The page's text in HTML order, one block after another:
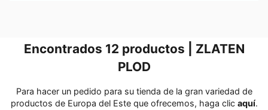
Encontrados 12 productos | ZLATEN
PLOD
Para hacer un pedido para su tienda de la gran variedad de
productos de Europa del Este que ofrecemos, haga clic aquí․